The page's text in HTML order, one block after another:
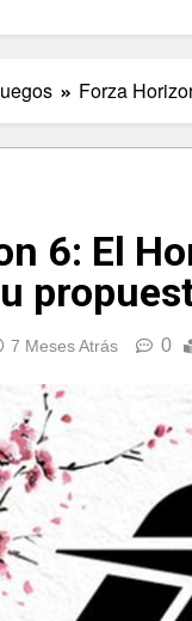
Forza
6: El
7 Meses Atrás 0